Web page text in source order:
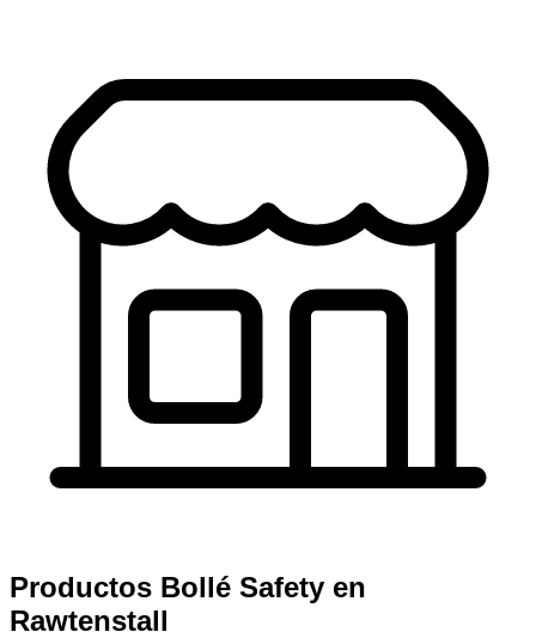
Productos Bollé Safety en
Rawtenstall